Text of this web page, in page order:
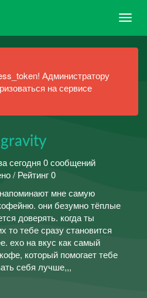
Администратору
на сервисе
сегодня 0 сообщений
/ Рейтинг 0
мне самую
они безумно тёплые
доверять. когда ты
то тебе сразу становится
ехо на вкус как самый
который помогает тебе
себя лучше,,,